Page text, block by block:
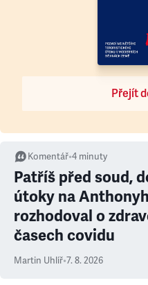
Přejít
Komentář•4 minuty
Patříš před soud,
útoky na
rozhodoval o
časech covidu
Martin Uhlíř•7. 8. 2026